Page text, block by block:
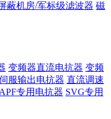
蔽机房/军标级滤波器 磁
变频器直流电抗器 变频
服输出电抗器 直流调速
APF专用电抗器 SVG专用